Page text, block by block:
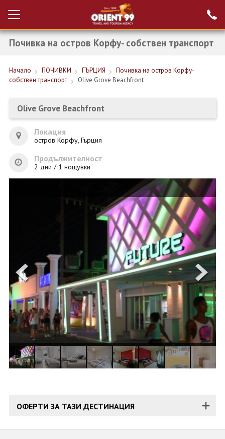
Вход за агенти
Проверка на
РАННИ ЗАПИСВАНИЯ ТУРЦИЯ
НОВА ГОДИНА ТУРЦИЯ
НОВА ГОДИНА
ПОЧИВКИ
КРУИЗИ
КОНТАКТИ
ФИРМЕНИ ДОКУМЕНТИ
0700 144 34 Запитване
ПОСЛЕДВАЙТЕ НИ
Почивка на остров Корфу- собствен транспорт
Начало ПОЧИВКИ ГЪРЦИЯ
Почивка на остров Корфу-
собствен транспорт
Olive Grove Beachfront
Olive Grove Beachfront
Локация
остров Корфу, Гърция
Продължителност
2 дни / 1 нощувки
ОФЕРТИ ЗА ТАЗИ ДЕСТИНАЦИЯ